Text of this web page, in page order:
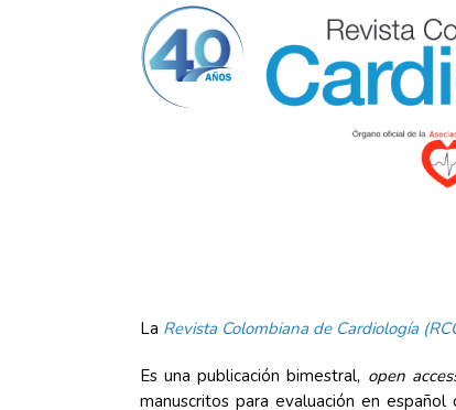
La Revista Colombiana de Cardiología
Es una publicación bimestral, open
manuscritos para evaluación en